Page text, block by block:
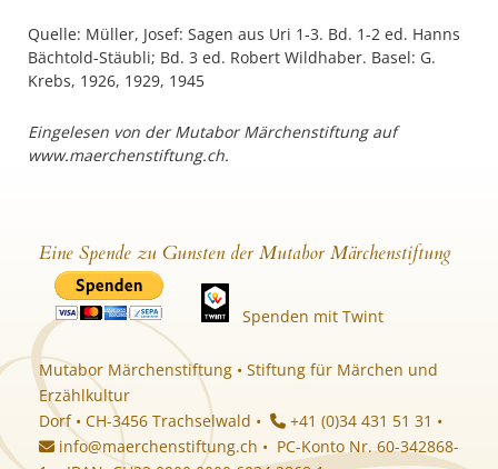
Quelle: Müller, Josef: Sagen aus Uri 1-3. Bd. 1-2 ed. Hanns
Bächtold-Stäubli; Bd. 3 ed. Robert Wildhaber. Basel: G.
Krebs, 1926, 1929, 1945
Eingelesen von der Mutabor Märchenstiftung auf
www.maerchenstiftung.ch.
Eine Spende zu Gunsten der Mutabor Märchenstiftung
Spenden mit Twint
Mutabor Märchenstiftung • Stiftung für Märchen und
Erzählkultur
Dorf • CH-3456 Trachselwald •
+41 (0)34 431 51 31 •
info@maerchenstiftung.ch • PC-Konto Nr. 60-342868-